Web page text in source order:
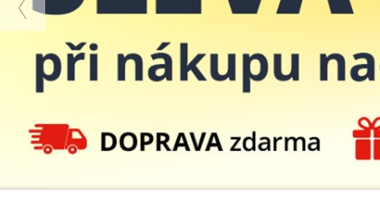
🎁DÁRKOVÉ PUBLIKACE
✉️ DÁRKOVÉ POUKAZY
Auto - moto
Beletrie pro děti
Beletrie pro dospělé
Byznys a ekonomie
Esoterika a duchovní svět
Hobby
Kalendáře